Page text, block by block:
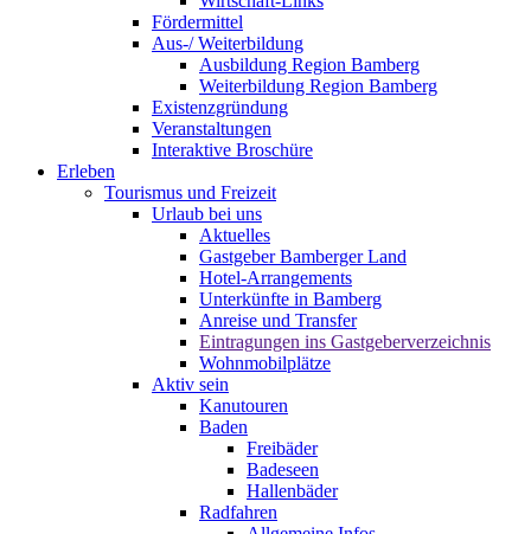
Fördermittel
Aus-/ Weiterbildung
Ausbildung Region Bamberg
Weiterbildung Region Bamberg
Existenzgründung
Veranstaltungen
Interaktive Broschüre
Erleben
Tourismus und Freizeit
Urlaub bei uns
Aktuelles
Gastgeber Bamberger Land
Hotel-Arrangements
Unterkünfte in Bamberg
Anreise und Transfer
Eintragungen ins Gastgeberverzeichnis
Wohnmobilplätze
Aktiv sein
Kanutouren
Baden
Freibäder
Badeseen
Hallenbäder
Radfahren